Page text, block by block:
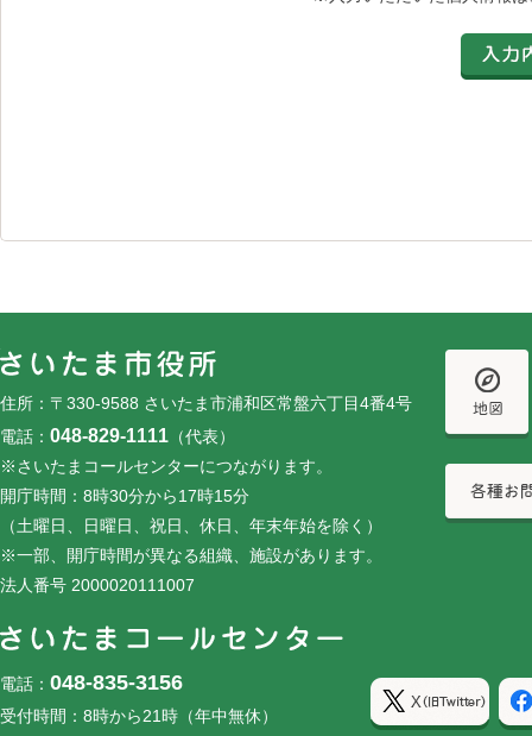
住所：〒330-9588 さいたま市浦和区常盤六丁目4番4号
電話： 048-829-1111 （代表）
※さいたまコールセンターにつながります。
開庁時間：8時30分から17時15分
（土曜日、日曜日、祝日、休日、年末年始を除く）
※一部、開庁時間が異なる組織、施設があります。
法人番号 2000020111007
電話： 048-835-3156
受付時間：8時から21時（年中無休）